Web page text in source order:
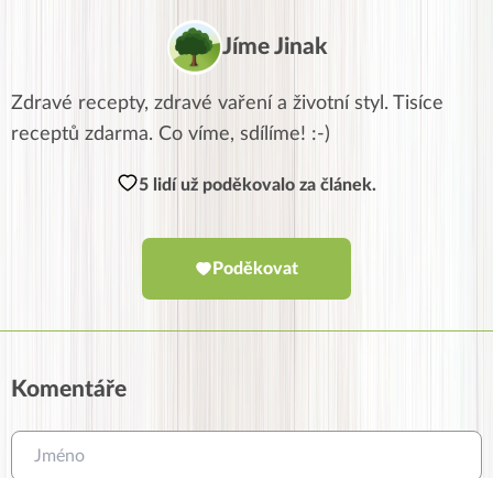
Jíme Jinak
Zdravé recepty, zdravé vaření a životní styl. Tisíce
receptů zdarma. Co víme, sdílíme! :-)
5 lidí už poděkovalo za článek.
Poděkovat
Komentáře